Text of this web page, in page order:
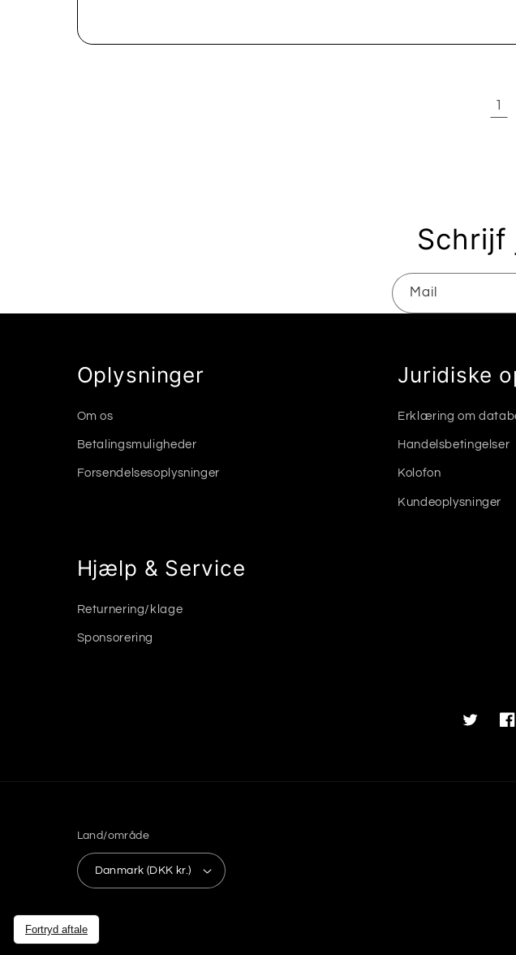
1
Schrijf
Mail
Oplysninger
Om os
Betalingsmuligheder
Forsendelsesoplysninger
Juridiske
Erklæring om
Handelsbetingelser
Kolofon
Kundeoplysninger
Hjælp & Service
Returnering/klage
Sponsorering
Twitter
Land/område
Danmark (DKK kr.)
Fortryd aftale